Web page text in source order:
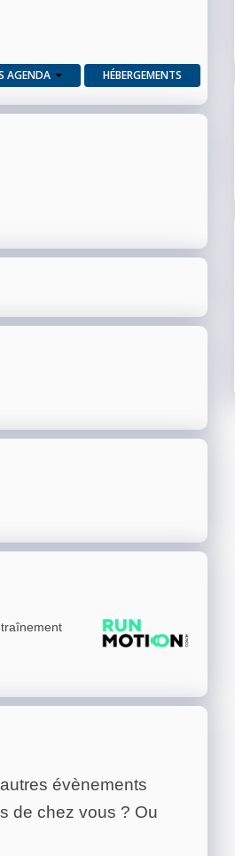
AGENDA HÉBERGEMENTS
évènements
de chez vous ? Ou